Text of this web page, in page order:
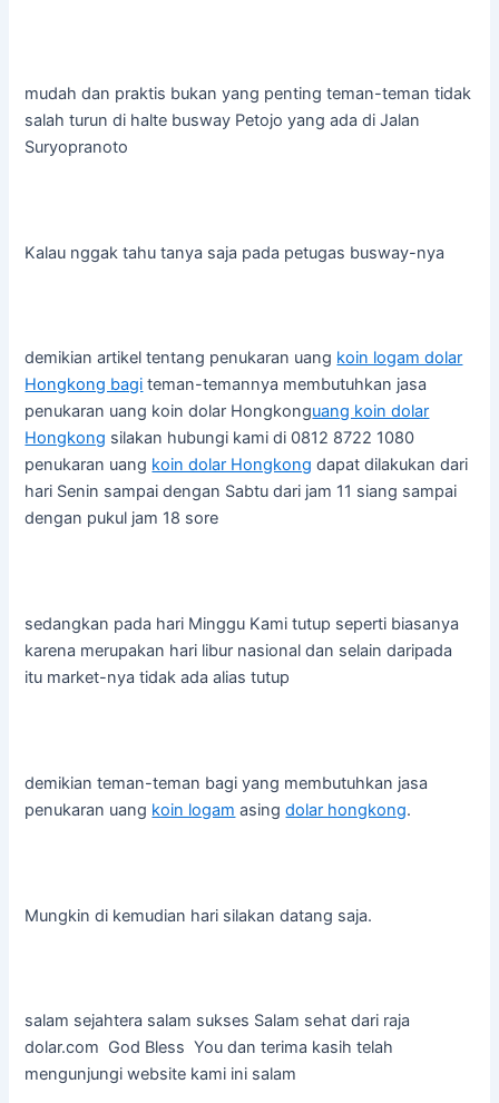
mudah dan praktis bukan yang penting teman-teman tidak
salah turun di halte busway Petojo yang ada di Jalan
Suryopranoto
Kalau nggak tahu tanya saja pada petugas busway-nya
demikian artikel tentang penukaran uang koin logam dolar
Hongkong bagi teman-temannya membutuhkan jasa
penukaran uang koin dolar Hongkonguang koin dolar
Hongkong silakan hubungi kami di 0812 8722 1080
penukaran uang koin dolar Hongkong dapat dilakukan dari
hari Senin sampai dengan Sabtu dari jam 11 siang sampai
dengan pukul jam 18 sore
sedangkan pada hari Minggu Kami tutup seperti biasanya
karena merupakan hari libur nasional dan selain daripada
itu market-nya tidak ada alias tutup
demikian teman-teman bagi yang membutuhkan jasa
penukaran uang koin logam asingdolar hongkong.
Mungkin di kemudian hari silakan datang saja.
salam sejahtera salam sukses Salam sehat dari raja
dolar.com God Bless You dan terima kasih telah
mengunjungi website kami ini salam